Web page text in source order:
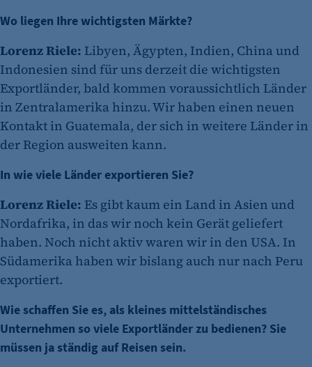
Wo liegen Ihre wichtigsten Märkte?
Lorenz Riele: Libyen, Ägypten, Indien, China und
Indonesien sind für uns derzeit die wichtigsten
Exportländer, bald kommen voraussichtlich Länder
in Zentralamerika hinzu. Wir haben einen neuen
Kontakt in Guatemala, der sich in weitere Länder in
der Region ausweiten kann.
In wie viele Länder exportieren Sie?
Lorenz Riele: Es gibt kaum ein Land in Asien und
Nordafrika, in das wir noch kein Gerät geliefert
haben. Noch nicht aktiv waren wir in den USA. In
Südamerika haben wir bislang auch nur nach Peru
exportiert.
Wie schaffen Sie es, als kleines mittelständisches
Unternehmen so viele Exportländer zu bedienen? Sie
müssen ja ständig auf Reisen sein.